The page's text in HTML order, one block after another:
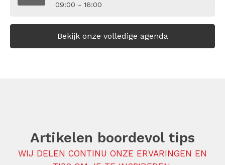
09:00 - 16:00
Bekijk onze volledige agenda
Artikelen boordevol tips
WIJ DELEN CONTINU ONZE ERVARINGEN EN